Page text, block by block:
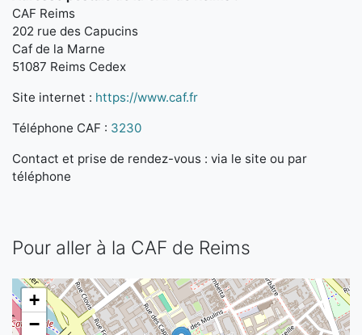
CAF Reims
202 rue des Capucins
Caf de la Marne
51087 Reims Cedex
Site internet : https://www.caf.fr
Téléphone CAF : 3230
Contact et prise de rendez-vous : via le site ou par
téléphone
Pour aller à la CAF de Reims
+
−